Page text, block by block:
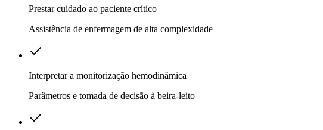
Prestar cuidado ao paciente crítico
Assistência de enfermagem de alta complexidade
Interpretar a monitorização hemodinâmica
Parâmetros e tomada de decisão à beira-leito